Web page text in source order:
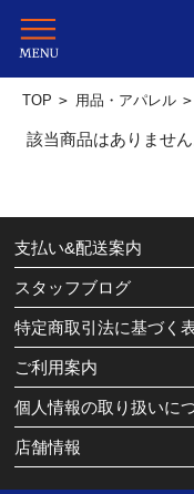
TOP > 用品・アパレル >
該当商品はありません
支払い&配送案内
スタッフブログ
特定商取引法に基づく
ご利用案内
個人情報の取り扱いに
店舗情報